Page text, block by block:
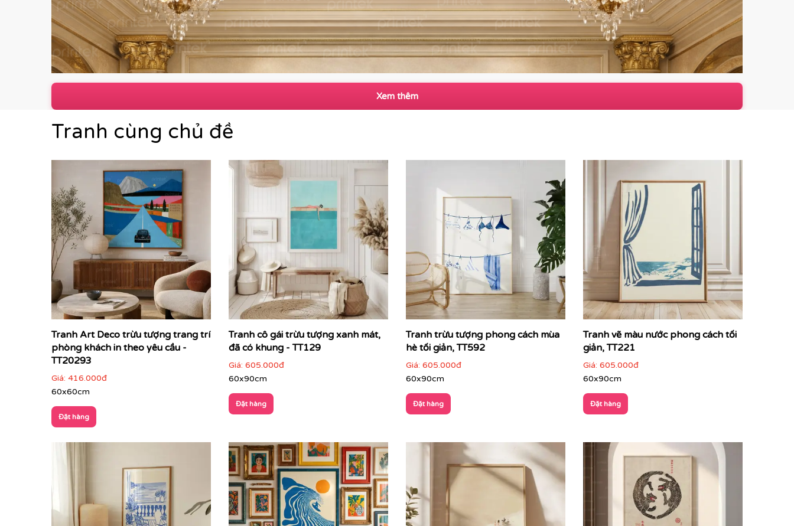
Nếu bạn yêu thích mẫu tranh đang xem, có thể bạn cũng sẽ quan tâm tìm hiểu thêm về tranhtrừu tượngđể lựa chọn mẫu tranh phù hợp nhất với không
gian và ý tưởng thiết kế của bạn.
Khám phá thêm bộ sưu tập tranh tranh trừu tượng tại Printek
Tranh trừu tượng – ngôn ngữ cảm xúc cho không gian hiện đại
Xem thêm
Tranh cùng chủ đề
Tranh Art Deco trừu tượng trang trí
phòng khách in theo yêu cầu -
TT20293
Giá: 416.000đ
60x60cm
Đặt hàng
Tranh cô gái trừu tượng xanh mát,
đã có khung - TT129
Giá: 605.000đ
60x90cm
Đặt hàng
Tranh trừu tượng phong cách mùa
hè tối giản, TT592
Giá: 605.000đ
60x90cm
Đặt hàng
Tranh vẽ màu nước phong cách tối
giản, TT221
Giá: 605.000đ
60x90cm
Đặt hàng